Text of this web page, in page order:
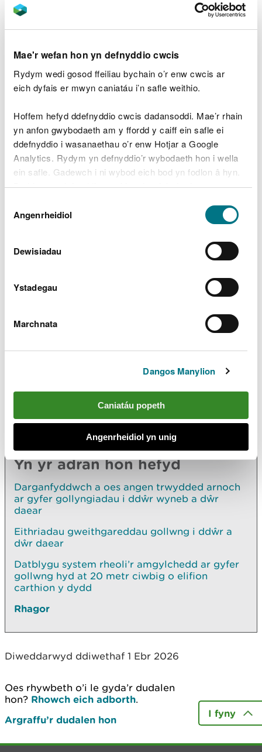
Mae'r wefan hon yn defnyddio cwcis
Rydym wedi gosod ffeiliau bychain o’r enw cwcis ar
eich dyfais er mwyn caniatáu i’n safle weithio.
Hoffem hefyd ddefnyddio cwcis dadansoddi. Mae’r rhain
yn anfon gwybodaeth am y ffordd y caiff ein safle ei
ddefnyddio i wasanaethau o’r enw Hotjar a Google
Analytics. Rydym yn defnyddio’r wybodaeth hon i wella
ein safle. Gadewch i ni wybod eich bod yn fodlon â hyn.
Byddwn yn defnyddio cwci i gadw eich dewis.
Gellirdarllen mwy am ein cwcis cyn i chi ddewis.
Caniatâd
Angenrheidiol
Dewisiadau
Ystadegau
Marchnata
Dangos Manylion
Caniatáu popeth
Angenrheidiol yn unig
Dechrau nawr
Ffioedd a thaliadau
Bydd angen i chi dalu ffi o £386 i drosglwyddo eich
trwydded amgylcheddol.
Lawrlwythiadau dogfennau
cysylltiedig
WORD
[208.0 KB]
WORD [158.5
PDF
Archwilio mwy
Yn yr adran hon hefyd
Darganfyddwch a oes angen trwydded arnoch
ar gyfer gollyngiadau i ddŵr wyneb a dŵr
daear
Eithriadau gweithgareddau gollwng i ddŵr a
dŵr daear
Datblygu system rheoli’r amgylchedd ar gyfer
gollwng hyd at 20 metr ciwbig o elifion
carthion y dydd
Rhagor
Diweddarwyd ddiwethaf 1 Ebr 2026
Oes rhywbeth o’i le gyda’r dudalen
hon? Rhowch eich adborth.
Argraffu’r dudalen hon
I fyny